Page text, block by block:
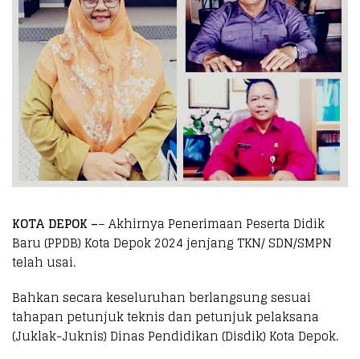
KOTA DEPOK –– Akhirnya Penerimaan Peserta Didik
Baru (PPDB) Kota Depok 2024 jenjang TKN/ SDN/SMPN
telah usai.
Bahkan secara keseluruhan berlangsung sesuai
tahapan petunjuk teknis dan petunjuk pelaksana
(Juklak-Juknis) Dinas Pendidikan (Disdik) Kota Depok.